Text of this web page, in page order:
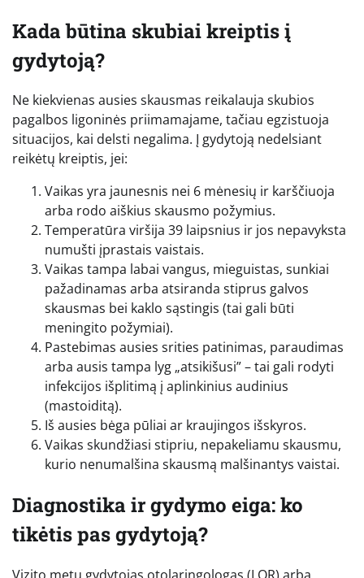
Kada būtina skubiai kreiptis į
gydytoją?
Ne kiekvienas ausies skausmas reikalauja skubios
pagalbos ligoninės priimamajame, tačiau egzistuoja
situacijos, kai delsti negalima. Į gydytoją nedelsiant
reikėtų kreiptis, jei:
Vaikas yra jaunesnis nei 6 mėnesių ir karščiuoja
arba rodo aiškius skausmo požymius.
Temperatūra viršija 39 laipsnius ir jos nepavyksta
numušti įprastais vaistais.
Vaikas tampa labai vangus, mieguistas, sunkiai
pažadinamas arba atsiranda stiprus galvos
skausmas bei kaklo sąstingis (tai gali būti
meningito požymiai).
Pastebimas ausies srities patinimas, paraudimas
arba ausis tampa lyg „atsikišusi” – tai gali rodyti
infekcijos išplitimą į aplinkinius audinius
(mastoiditą).
Iš ausies bėga pūliai ar kraujingos išskyros.
Vaikas skundžiasi stipriu, nepakeliamu skausmu,
kurio nenumalšina skausmą malšinantys vaistai.
Diagnostika ir gydymo eiga: ko
tikėtis pas gydytoją?